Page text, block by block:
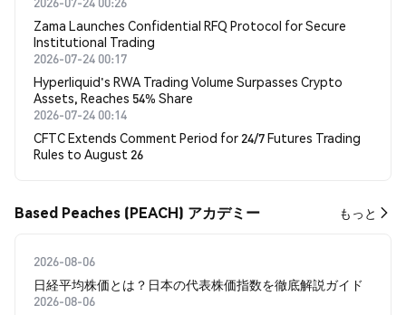
Zama Launches Confidential RFQ Protocol for Secure
Institutional Trading
2026-07-24 00:17
Hyperliquid's RWA Trading Volume Surpasses Crypto
Assets, Reaches 54% Share
2026-07-24 00:14
CFTC Extends Comment Period for 24/7 Futures Trading
Rules to August 26
Based Peaches (PEACH) アカデミー もっと
2026-08-06
日経平均株価とは？日本の代表株価指数を徹底解説ガイド
2026-08-06